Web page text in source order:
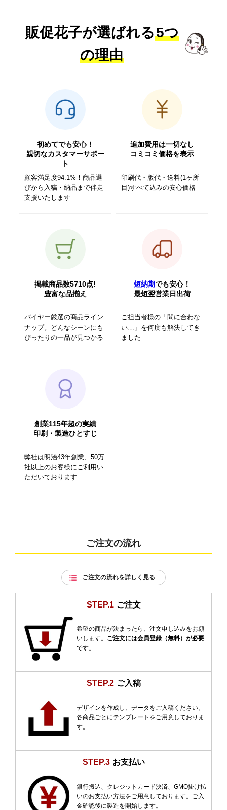
販促花子が選ばれる5つ
の理由
初めてでも安心！
親切なカスタマーサポー
ト
顧客満足度94.1%！商品選
びから入稿・納品まで伴走
支援いたします
追加費用は一切なし
コミコミ価格を表示
印刷代・版代・送料(1ヶ所
目)すべて込みの安心価格
掲載商品数5710点!
豊富な品揃え
バイヤー厳選の商品ライン
ナップ。どんなシーンにも
ぴったりの一品が見つかる
短納期でも安心！
最短翌営業日出荷
ご担当者様の「間に合わな
い…」を何度も解決してき
ました
創業115年超の実績
印刷・製造ひとすじ
弊社は明治43年創業、50万
社以上のお客様にご利用い
ただいております
ご注文の流れ
ご注文の流れを詳しく見る
STEP.1 ご注文
希望の商品が決まったら、注文申し込みをお願
いします。 ご注文には会員登録（無料）が必要
です。
STEP.2 ご入稿
デザインを作成し、データをご入稿ください。
各商品ごとにテンプレートをご用意しておりま
す。
STEP.3 お支払い
銀行振込、クレジットカード決済、GMO掛け払
いのお支払い方法をご用意しております。ご入
金確認後に製造を開始します。